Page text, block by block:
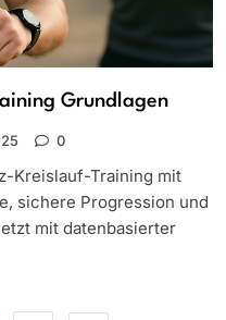
Grundlagen
0
Kreislauf-Training mit
sichere Progression und
mit datenbasierter